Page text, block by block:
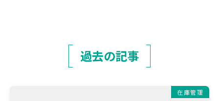
過去の記事
在庫管理